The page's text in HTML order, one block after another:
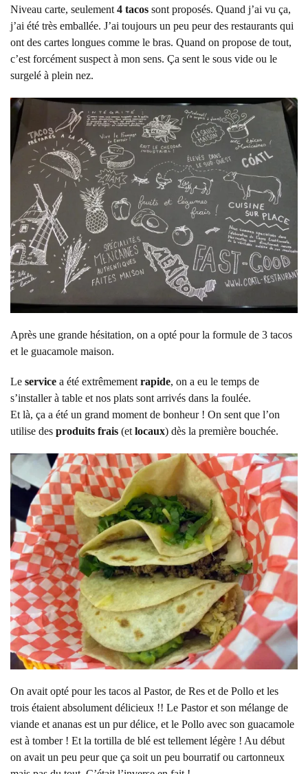
Niveau carte, seulement 4 tacos sont proposés. Quand j’ai vu ça,
j’ai été très emballée. J’ai toujours un peu peur des restaurants qui
ont des cartes longues comme le bras. Quand on propose de tout,
c’est forcément suspect à mon sens. Ça sent le sous vide ou le
surgelé à plein nez.
Après une grande hésitation, on a opté pour la formule de 3 tacos
et le guacamole maison.
Le service a été extrêmement rapide, on a eu le temps de
s’installer à table et nos plats sont arrivés dans la foulée.
Et là, ça a été un grand moment de bonheur ! On sent que l’on
utilise des produits frais (et locaux) dès la première bouchée.
On avait opté pour les tacos al Pastor, de Res et de Pollo et les
trois étaient absolument délicieux !! Le Pastor et son mélange de
viande et ananas est un pur délice, et le Pollo avec son guacamole
est à tomber ! Et la tortilla de blé est tellement légère ! Au début
on avait un peu peur que ça soit un peu bourratif ou cartonneux